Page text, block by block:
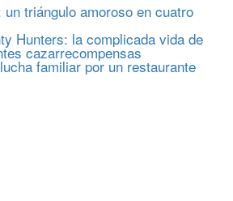
triángulo amoroso en cuatro
Hunters: la complicada vida de
cazarrecompensas
familiar por un restaurante